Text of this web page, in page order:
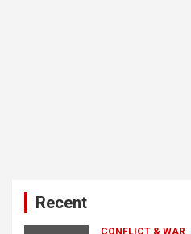
Recent
CONFLICT & WAR